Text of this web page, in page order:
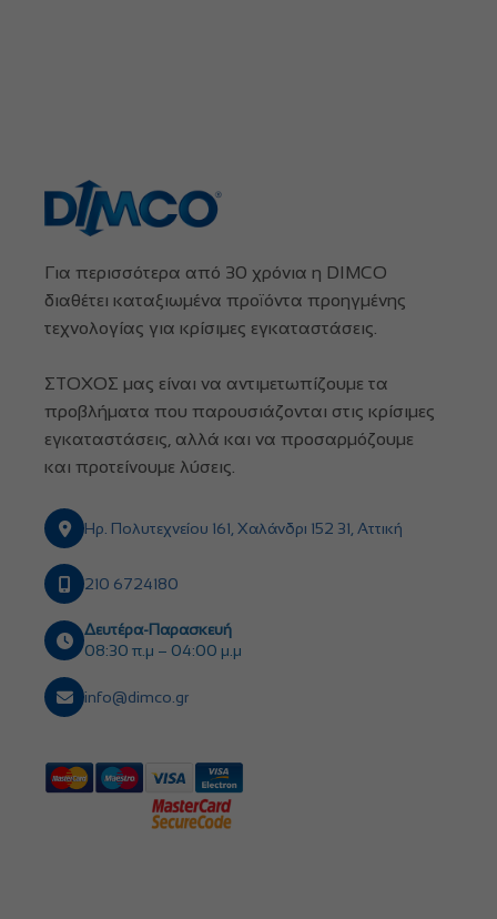
Για περισσότερα από 30 χρόνια η DIMCO
διαθέτει καταξιωμένα προϊόντα προηγμένης
τεχνολογίας για κρίσιμες εγκαταστάσεις.
ΣΤΟΧΟΣ μας είναι να αντιμετωπίζουμε τα
προβλήματα που παρουσιάζονται στις κρίσιμες
εγκαταστάσεις, αλλά και να προσαρμόζουμε
και προτείνουμε λύσεις.
Ηρ. Πολυτεχνείου 161, Χαλάνδρι 152 31, Αττική
210 6724180
Δευτέρα-Παρασκευή
08:30 π.μ – 04:00 μ.μ
info@dimco.gr